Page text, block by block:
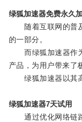
绿狐加速器免费永久
随着互联网的普及
的一部分。
而绿狐加速器作为
产品，为用户带来了
绿狐加速器以其高
绿狐加速器7天试用
通过优化网络链路